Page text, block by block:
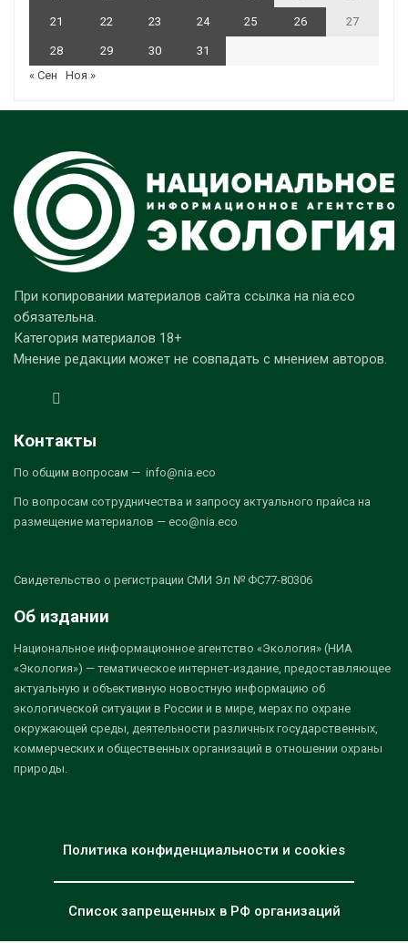
21 22 23 24 25 26 27
28 29 30
31
« Сен
Ноя »
При копировании материалов сайта ссылка на nia.eco
обязательна.
Категория материалов 18+
Мнение редакции может не совпадать с мнением авторов.
Контакты
По общим вопросам — info@nia.eco
По вопросам сотрудничества и запросу актуального прайса на
размещение материалов — eco@nia.eco
Свидетельство о регистрации СМИ Эл № ФС77-80306
Об издании
Национальное информационное агентство «Экология» (НИА
«Экология») — тематическое интернет-издание, предоставляющее
актуальную и объективную новостную информацию об
экологической ситуации в России и в мире, мерах по охране
окружающей среды, деятельности различных государственных,
коммерческих и общественных организаций в отношении охраны
природы.
Политика конфиденциальности и cookies
Список запрещенных в РФ организаций